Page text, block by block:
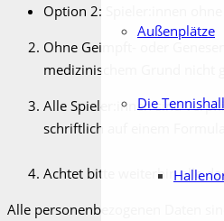
Außenplätze
Die
Option 2: Spieler:innen
Ohne Geimpft- oder
medizinischem Grund nicht
Alle Spieler:innen sind
schriftlich auf einem
Achtet bitte weiterhin alle
Alle personenbezogenen Daten